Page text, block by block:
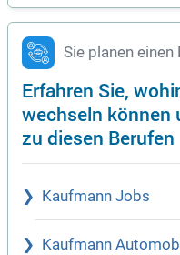
Sie planen
Erfahren Sie,
wechseln können
zu diesen Berufen
Kaufmann Jobs
Kaufmann